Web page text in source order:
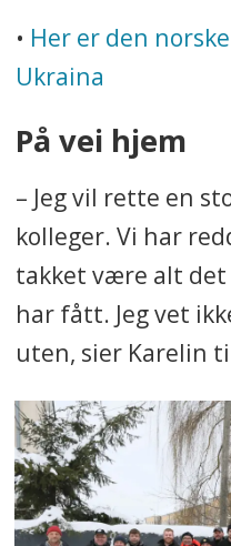
• Her er den
Ukraina
På vei hjem
– Jeg vil rette en
kolleger. Vi har
takket være alt
har fått. Jeg vet
uten, sier Karelin